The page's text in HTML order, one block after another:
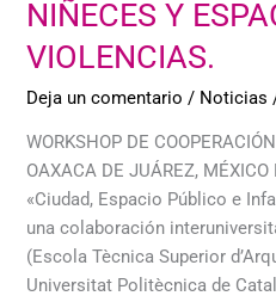
NIÑECES Y
VIOLENCIAS.
Deja un comentario / Noticias
WORKSHOP DE
OAXACA DE JUÁREZ,
«Ciudad, Espacio Público e
una colaboración
(Escola Tècnica Superior
Universitat Politècnica de